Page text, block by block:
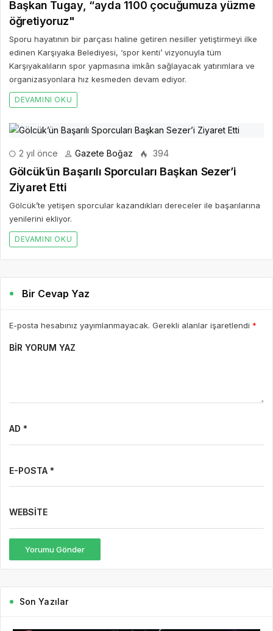
Başkan Tugay, “ayda 1100 çocuğumuza yüzme
öğretiyoruz"
Sporu hayatının bir parçası haline getiren nesiller yetiştirmeyi ilke
edinen Karşıyaka Belediyesi, ‘spor kenti’ vizyonuyla tüm
Karşıyakalıların spor yapmasına imkân sağlayacak yatırımlara ve
organizasyonlara hız kesmeden devam ediyor.
DEVAMINI OKU
2 yıl önce Gazete Boğaz 394
Gölcük’ün Başarılı Sporcuları Başkan Sezer’i
Ziyaret Etti
Gölcük’te yetişen sporcular kazandıkları dereceler ile başarılarına
yenilerini ekliyor.
DEVAMINI OKU
Bir Cevap Yaz
E-posta hesabınız yayımlanmayacak. Gerekli alanlar işaretlendi *
BIR YORUM YAZ
AD *
E-POSTA *
WEBSITE
Yorumu Gönder
Son Yazılar